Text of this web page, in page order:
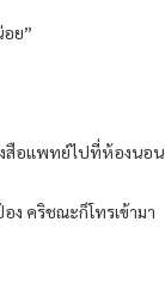
ย”
สือแพทย์ไปที่ห้องนอน
ง คริชณะก็โทรเข้ามา